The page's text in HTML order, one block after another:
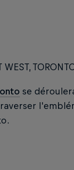
WEST,
se